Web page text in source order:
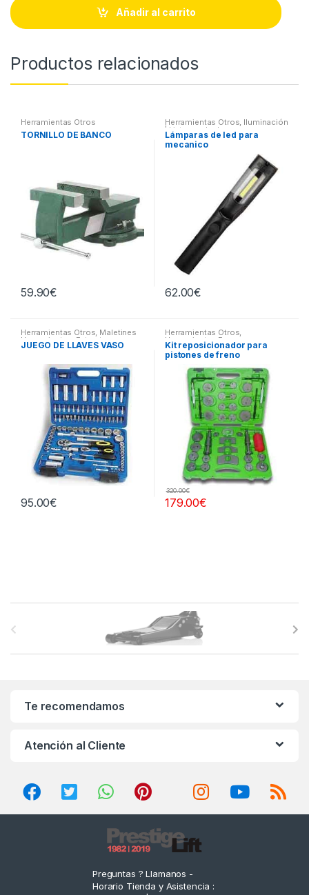
t
i
Añadir al carrito
Productos relacionados
Herramientas Otros
TORNILLO DE BANCO
59.90€
Herramientas Otros, Iluminación
| Linternas Led
Lámparas de led para
mecanico
62.00€
Herramientas Otros, Maletines
Herramientas, Extractores,
Compresímetros, otros
JUEGO DE LLAVES VASO
95.00€
Herramientas Otros,
Herramientas Frenos y
Refrigeración
Kit reposicionador para
pistones de freno
179.00€
320.00€
a
Te recomendamos
Atención al Cliente
Preguntas ? Llamanos -
Horario Tienda y Asistencia :